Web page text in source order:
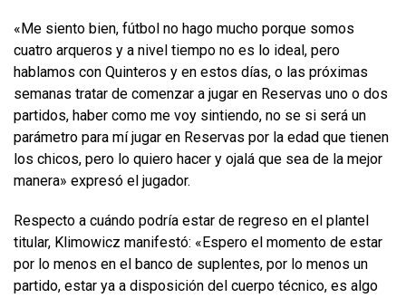
«Me siento bien, fútbol no hago mucho porque somos
cuatro arqueros y a nivel tiempo no es lo ideal, pero
hablamos con Quinteros y en estos días, o las próximas
semanas tratar de comenzar a jugar en Reservas uno o dos
partidos, haber como me voy sintiendo, no se si será un
parámetro para mí jugar en Reservas por la edad que tienen
los chicos, pero lo quiero hacer y ojalá que sea de la mejor
manera» expresó el jugador.
Respecto a cuándo podría estar de regreso en el plantel
titular, Klimowicz manifestó: «Espero el momento de estar
por lo menos en el banco de suplentes, por lo menos un
partido, estar ya a disposición del cuerpo técnico, es algo